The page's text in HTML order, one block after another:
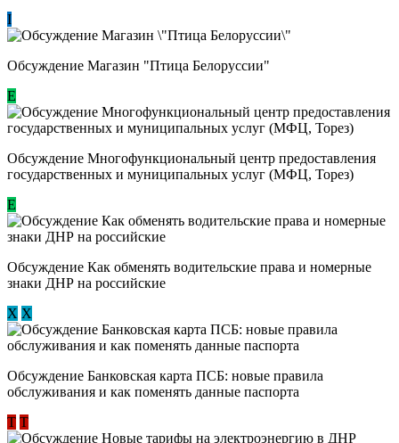
I
Обсуждение Магазин "Птица Белоруссии"
Е
Обсуждение Многофункциональный центр предоставления
государственных и муниципальных услуг (МФЦ, Торез)
E
Обсуждение ​Как обменять водительские права и номерные
знаки ДНР на российские
Х Х
Обсуждение ​Банковская карта ПСБ: новые правила
обслуживания и как поменять данные паспорта
Т Т